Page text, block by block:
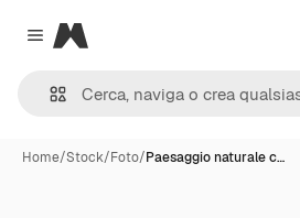
Close menu
Magnific
Home/Stock/Foto/Paesaggio naturale c…